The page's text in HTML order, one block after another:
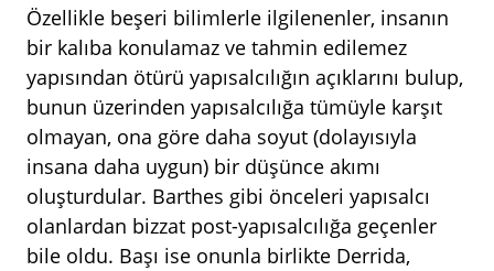
Özellikle beşeri bilimlerle ilgilenenler, insanın
bir kalıba konulamaz ve tahmin edilemez
yapısından ötürü yapısalcılığın açıklarını bulup,
bunun üzerinden yapısalcılığa tümüyle karşıt
olmayan, ona göre daha soyut (dolayısıyla
insana daha uygun) bir düşünce akımı
oluşturdular. Barthes gibi önceleri yapısalcı
olanlardan bizzat post-yapısalcılığa geçenler
bile oldu. Başı ise onunla birlikte Derrida,